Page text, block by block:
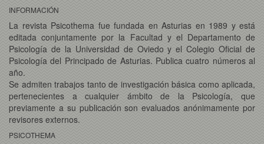
INFORMACIÓN
La revista Psicothema fue fundada en Asturias en 1989 y está
editada conjuntamente por la Facultad y el Departamento de
Psicología de la Universidad de Oviedo y el Colegio Oficial de
Psicología del Principado de Asturias. Publica cuatro números al
año.
Se admiten trabajos tanto de investigación básica como aplicada,
pertenecientes a cualquier ámbito de la Psicología, que
previamente a su publicación son evaluados anónimamente por
revisores externos.
PSICOTHEMA